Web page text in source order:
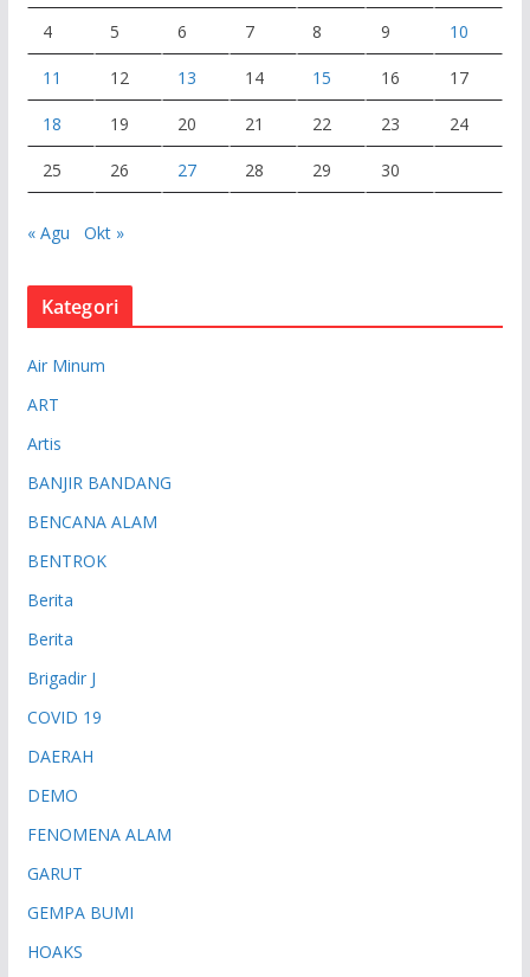
4 5 6 7 8 9 10
11 12 13 14 15 16 17
18 19 20 21 22 23 24
25 26 27 28 29 30
« Agu Okt »
Kategori
Air Minum
ART
Artis
BANJIR BANDANG
BENCANA ALAM
BENTROK
Berita
Berita
Brigadir J
COVID 19
DAERAH
DEMO
FENOMENA ALAM
GARUT
GEMPA BUMI
HOAKS